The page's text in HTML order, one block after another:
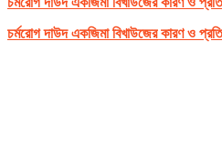
চর্মরোগ দাউদ একজিমা বিখাউজের কারণ ও